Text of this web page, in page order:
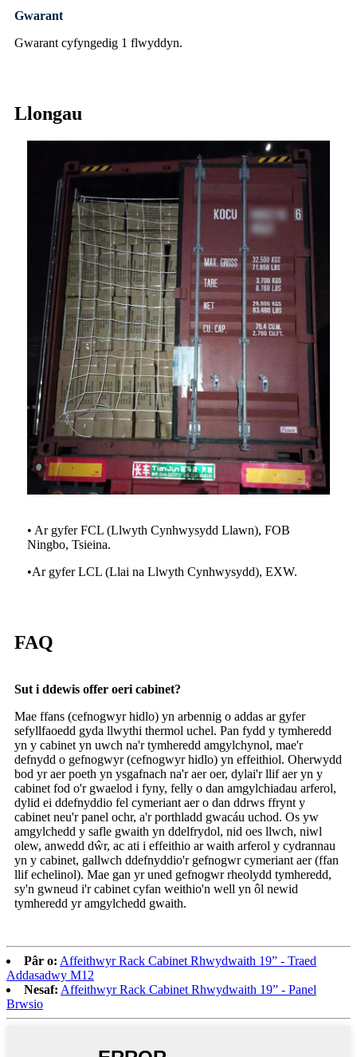
Gwarant
Gwarant cyfyngedig 1 flwyddyn.
Llongau
• Ar gyfer FCL (Llwyth Cynhwysydd Llawn), FOB
Ningbo, Tsieina.
•Ar gyfer LCL (Llai na Llwyth Cynhwysydd), EXW.
FAQ
Sut i ddewis offer oeri cabinet?
Mae ffans (cefnogwyr hidlo) yn arbennig o addas ar gyfer
sefyllfaoedd gyda llwythi thermol uchel. Pan fydd y tymheredd
yn y cabinet yn uwch na'r tymheredd amgylchynol, mae'r
defnydd o gefnogwyr (cefnogwyr hidlo) yn effeithiol. Oherwydd
bod yr aer poeth yn ysgafnach na'r aer oer, dylai'r llif aer yn y
cabinet fod o'r gwaelod i fyny, felly o dan amgylchiadau arferol,
dylid ei ddefnyddio fel cymeriant aer o dan ddrws ffrynt y
cabinet neu'r panel ochr, a'r porthladd gwacáu uchod. Os yw
amgylchedd y safle gwaith yn ddelfrydol, nid oes llwch, niwl
olew, anwedd dŵr, ac ati i effeithio ar waith arferol y cydrannau
yn y cabinet, gallwch ddefnyddio'r gefnogwr cymeriant aer (ffan
llif echelinol). Mae gan yr uned gefnogwr rheolydd tymheredd,
sy'n gwneud i'r cabinet cyfan weithio'n well yn ôl newid
tymheredd yr amgylchedd gwaith.
Pâr o: Affeithwyr Rack Cabinet Rhwydwaith 19” - Traed
Addasadwy M12
Nesaf: Affeithwyr Rack Cabinet Rhwydwaith 19” - Panel
Brwsio